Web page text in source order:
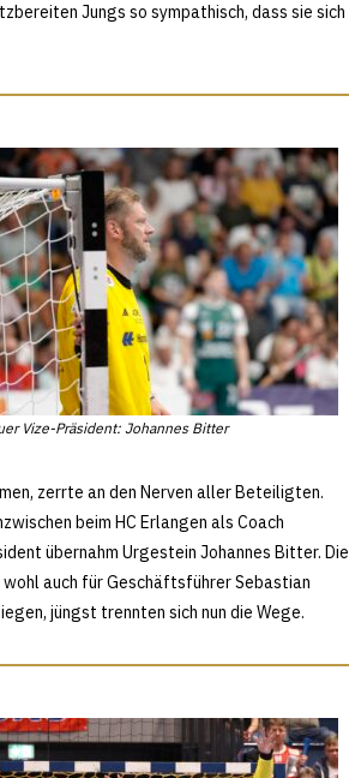
Jungs so sympathisch, dass sie sich
Vize-Präsident: Johannes Bitter
zerrte an den Nerven aller Beteiligten.
beim HC Erlangen als Coach
übernahm Urgestein Johannes Bitter. Die
auch für Geschäftsführer Sebastian
jüngst trennten sich nun die Wege.